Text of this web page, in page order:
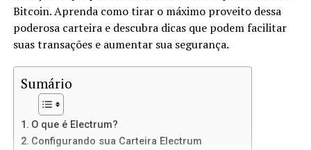
Usar IPFS para hospedar sites estáticos oferece várias
vantagens:
Descentralização:
falha, o que significa mais resiliência contra
ataques e censura.
Velocidade:Como os arquivos são distribuídos
Bitcoin. Aprenda como tirar o máximo proveito dessa
poderosa carteira e descubra dicas que podem facilitar
suas transações e aumentar sua segurança.
Sumário
O que é Electrum?
Configurando sua Carteira Electrum